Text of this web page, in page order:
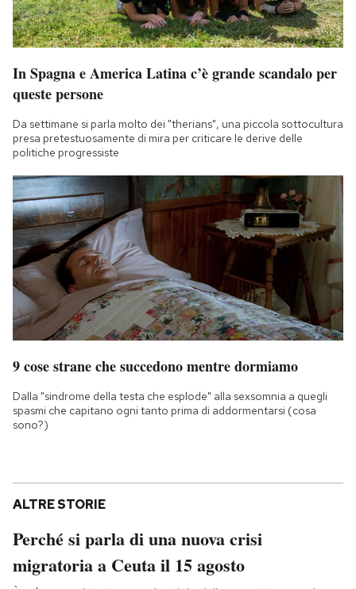
In Spagna e America Latina c’è grande scandalo per
queste persone
Da settimane si parla molto dei "therians", una piccola sottocultura
presa pretestuosamente di mira per criticare le derive delle
politiche progressiste
9 cose strane che succedono mentre dormiamo
Dalla "sindrome della testa che esplode" alla sexsomnia a quegli
spasmi che capitano ogni tanto prima di addormentarsi (cosa
sono?)
ALTRE STORIE
Perché si parla di una nuova crisi
migratoria a Ceuta il 15 agosto